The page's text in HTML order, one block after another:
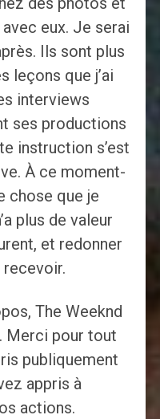
eux. Je serai
Ils sont plus
leçons que j’ai
interviews
ses productions
instruction s’est
À ce moment-
chose que je
plus de valeur
et redonner
The Weeknd
Merci pour tout
publiquement
appris à
actions.